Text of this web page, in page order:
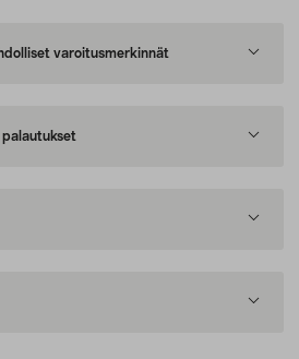
varoitusmerkinnät